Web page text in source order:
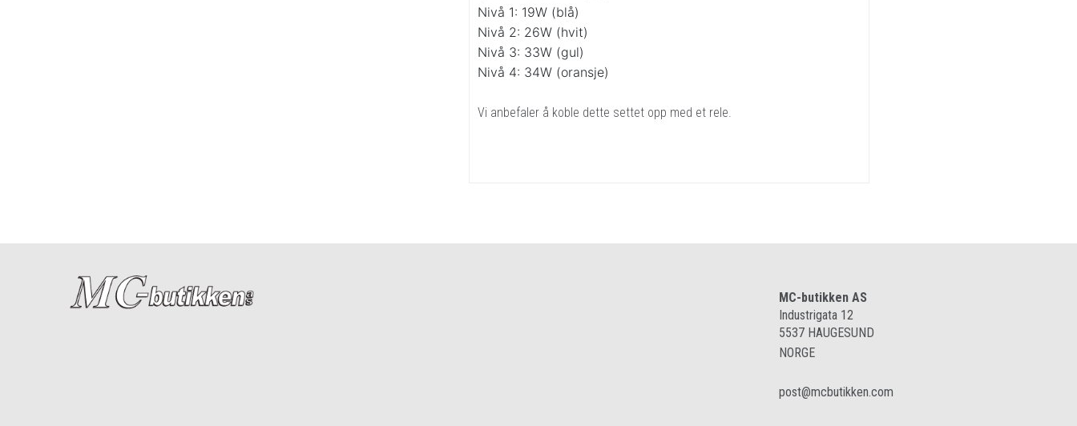
Nivå 1: 19W (blå)
Nivå 2: 26W (hvit)
Nivå 3: 33W (gul)
Nivå 4: 34W (oransje)
Vi anbefaler å koble dette settet opp med et rele.
MC-butikken AS
Industrigata 12
5537 HAUGESUND
NORGE
post@mcbutikken.com